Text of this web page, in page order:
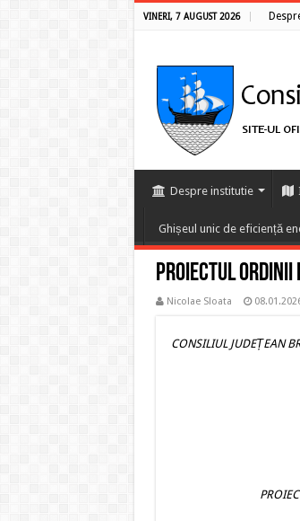
VINERI, 7 AUGUST 2026
Despre institutie
Ghișeul unic de eficiență
Proiectul ordinii
Nicolae Sloata
CONSILIUL
PROIECT AL